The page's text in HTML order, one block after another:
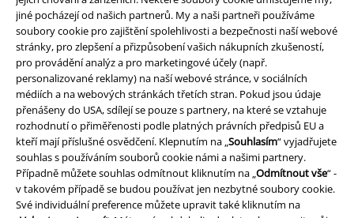
jiné pocházejí od našich partnerů. My a naši partneři používáme
soubory cookie pro zajištění spolehlivosti a bezpečnosti naší webové
stránky, pro zlepšení a přizpůsobení vašich nákupních zkušeností,
pro provádění analýz a pro marketingové účely (např.
personalizované reklamy) na naší webové stránce, v sociálních
médiích a na webových stránkách třetích stran. Pokud jsou údaje
přenášeny do USA, sdílejí se pouze s partnery, na které se vztahuje
rozhodnutí o přiměřenosti podle platných právních předpisů EU a
kteří mají příslušné osvědčení. Klepnutím na „Souhlasím“ vyjadřujete
souhlas s používáním souborů cookie námi a našimi partnery.
Případně můžete souhlas odmítnout kliknutím na „Odmítnout vše“ -
v takovém případě se budou používat jen nezbytné soubory cookie.
Své individuální preference můžete upravit také kliknutím na
A Warner Music Group Company